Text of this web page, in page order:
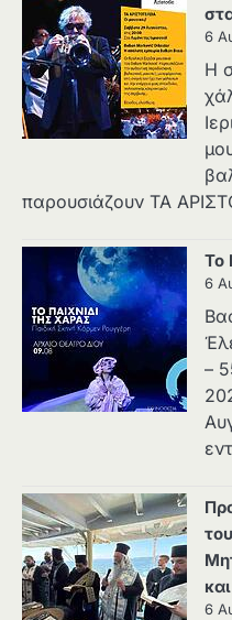
6
Η
παρουσιάζουν ΤΑ
Το
6
–
6